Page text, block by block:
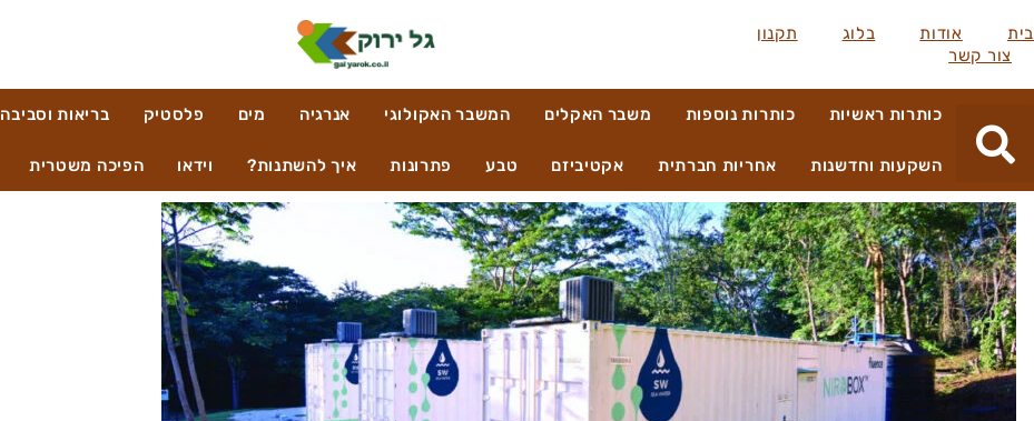
בית אודות בלוג
תקנון
צור קשר
כותרות ראשיות כותרות נוספות משבר האקלים המשבר האקולוגי אנרגיה מים פלסטיק בריאות וסביבה
השקעות וחדשנות אחריות חברתית אקטיביזם טבע פתרונות איך להשתנות? וידאו הפיכה משטרית